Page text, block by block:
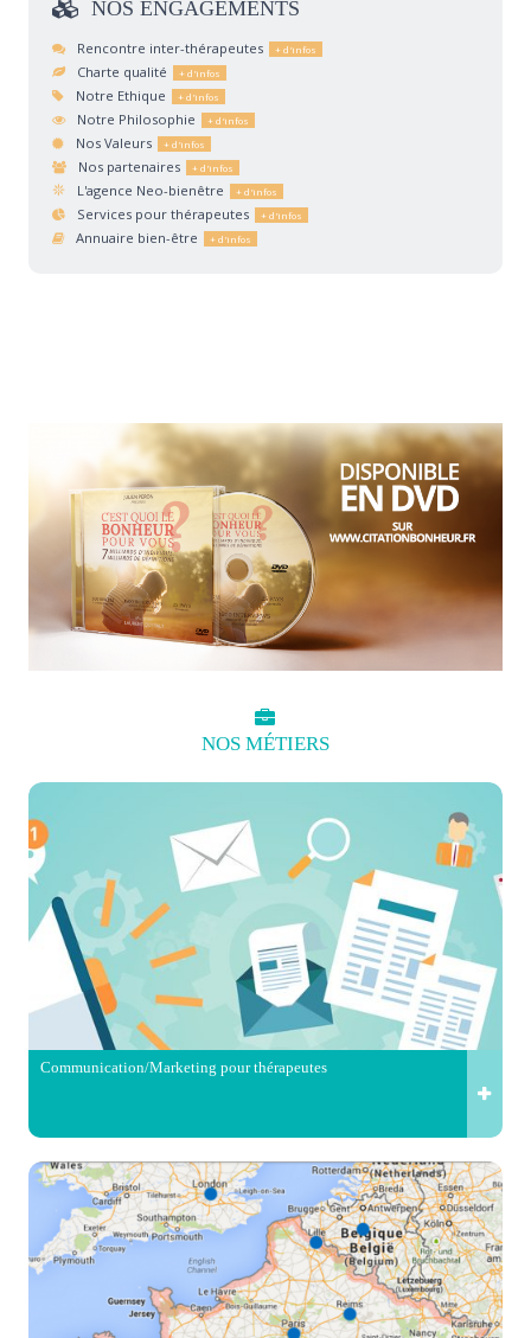
NOS ENGAGEMENTS
Rencontre inter-thérapeutes
Charte qualité
Notre Ethique
Notre Philosophie
Nos Valeurs
Nos partenaires
L'agence Neo-bienêtre
Services pour thérapeutes
Annuaire bien-être
NOS MÉTIERS
Communication/Marketing pour thérapeutes